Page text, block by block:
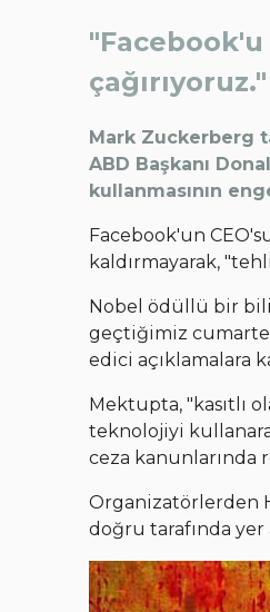
çağırıyoruz."
Mark Zuckerberg
ABD Başkanı
kullanmasının
Facebook'un
kaldırmayarak,
Nobel ödüllü bir
geçtiğimiz
edici açıklamalara
Mektupta, "kasıtlı
teknolojiyi
ceza kanunlarında
Organizatörlerden
doğru tarafında yer